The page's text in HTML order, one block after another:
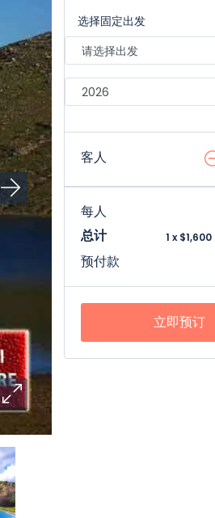
选择固定出发
客人
每人
总计 1 x $1,600
预付款
立即预订